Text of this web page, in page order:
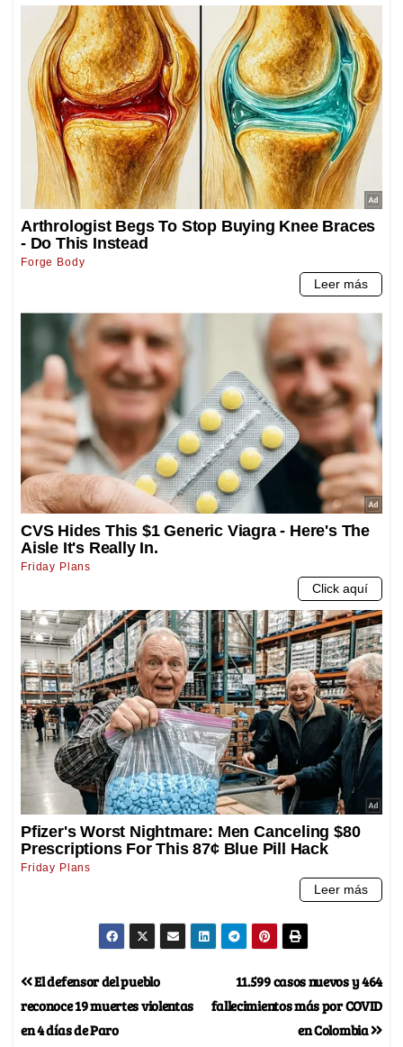
11.599 casos nuevos y 464
fallecimientos más por COVID
en Colombia
El defensor del pueblo
reconoce 19 muertes violentas
en 4 días de Paro